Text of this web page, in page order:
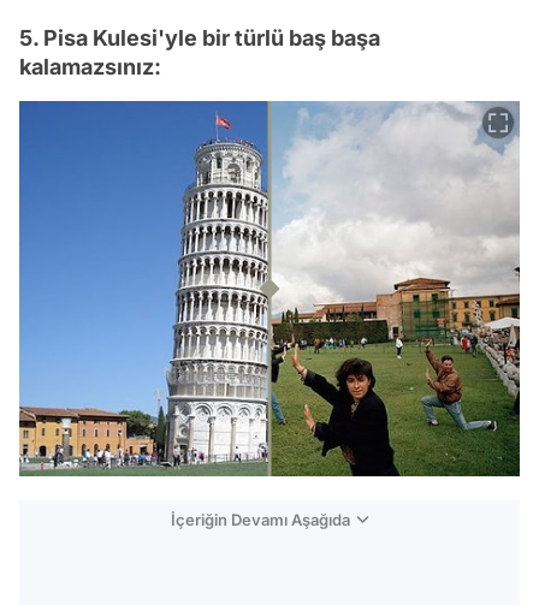
5. Pisa Kulesi'yle bir türlü baş başa
kalamazsınız:
İçeriğin Devamı Aşağıda